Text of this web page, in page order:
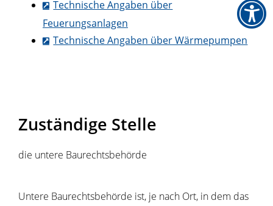
Technische Angaben über
Feuerungsanlagen
Technische Angaben über Wärmepumpen
Zuständige Stelle
die untere Baurechtsbehörde
Untere Baurechtsbehörde ist, je nach Ort, in dem das